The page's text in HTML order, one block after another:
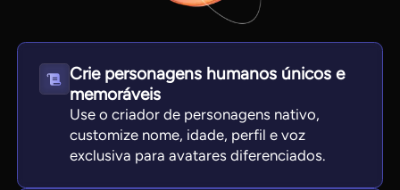
Crie personagens humanos únicos e
memoráveis
Use o criador de personagens nativo,
customize nome, idade, perfil e voz
exclusiva para avatares diferenciados.